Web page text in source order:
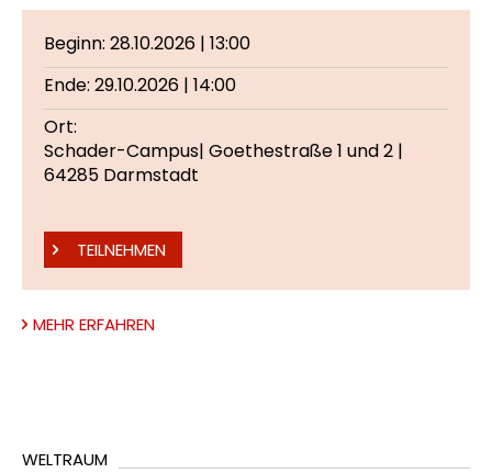
Beginn: 28.10.2026 | 13:00
Ende: 29.10.2026 | 14:00
Ort:
Schader-Campus| Goethestraße 1 und 2 |
64285 Darmstadt
TEILNEHMEN
MEHR ERFAHREN
WELTRAUM